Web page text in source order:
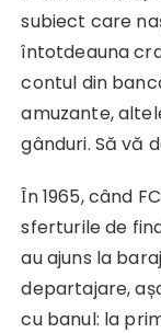
subiect care
întotdeauna
contul din
amuzante,
gânduri. Să vă
Ȋn 1965, când
sferturile de
au ajuns la
departajare,
cu banul: la